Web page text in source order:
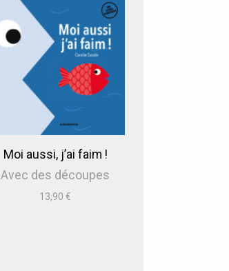
Moi aussi, j’ai faim !
Avec des découpes
13,90€